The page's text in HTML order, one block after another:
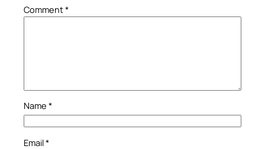
Comment*
Name *
Email*